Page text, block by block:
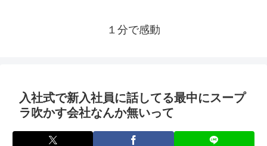
１分で感動
入社式で新入社員に話してる最中にスープ
ラ吹かす会社なんか無いって